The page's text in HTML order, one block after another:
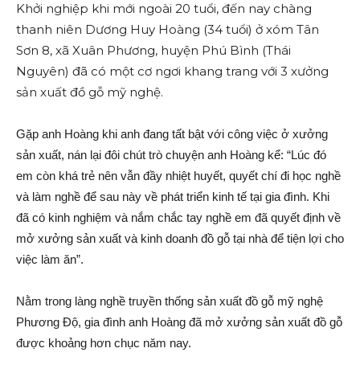
Khởi nghiệp khi mới ngoài 20 tuổi, đến nay chàng
thanh niên Dương Huy Hoàng (34 tuổi) ở xóm Tân
Sơn 8, xã Xuân Phương, huyện Phú Bình (Thái
Nguyên) đã có một cơ ngơi khang trang với 3 xưởng
sản xuất đồ gỗ mỹ nghệ.
Gặp anh Hoàng khi anh đang tất bật với công việc ở xưởng
sản xuất, nán lại đôi chút trò chuyện anh Hoàng kể: “Lúc đó
em còn khá trẻ nên vẫn đầy nhiệt huy‌ết, quyết chí đi học nghề
và làm nghề để sau này về phát triển kinh tế tại gia đình. Khi
đã có kinh nghiệm và nắm chắc tay nghề em đã quyết định về
mở xưởng sản xuất và kinh doanh đồ gỗ tại nhà để tiện lợi cho
việc làm ăn”.
Nằm trong làng nghề truyền thống sản xuất đồ gỗ mỹ nghệ
Phương Độ, gia đình anh Hoàng đã mở xưởng sản xuất đồ gỗ
được khoảng hơn chục năm nay.